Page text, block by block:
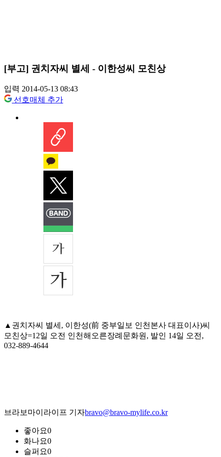
[부고] 권치자씨 별세 - 이한성씨 모친상
입력 2014-05-13 08:43
선호매체 추가
▲권치자씨 별세, 이한성(前 중부일보 인천본사 대표이사)씨
모친상=12일 오전 인천해오른장례문화원, 발인 14일 오전,
032-889-4644
브라보마이라이프 기자bravo@bravo-mylife.co.kr
좋아요0
화나요0
슬퍼요0